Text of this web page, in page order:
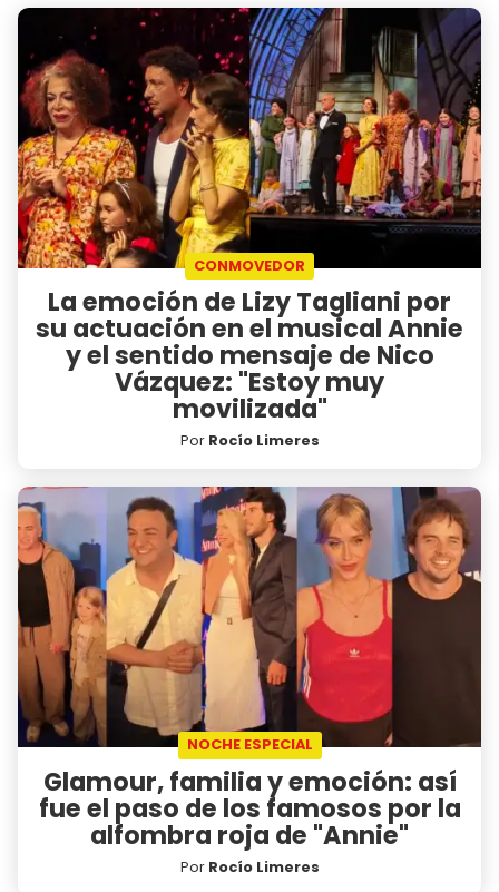
CONMOVEDOR
La emoción de Lizy Tagliani por
su actuación en el musical Annie
y el sentido mensaje de Nico
Vázquez: "Estoy muy
movilizada"
Por Rocío Limeres
NOCHE ESPECIAL
Glamour, familia y emoción: así
fue el paso de los famosos por la
alfombra roja de "Annie"
Por Rocío Limeres